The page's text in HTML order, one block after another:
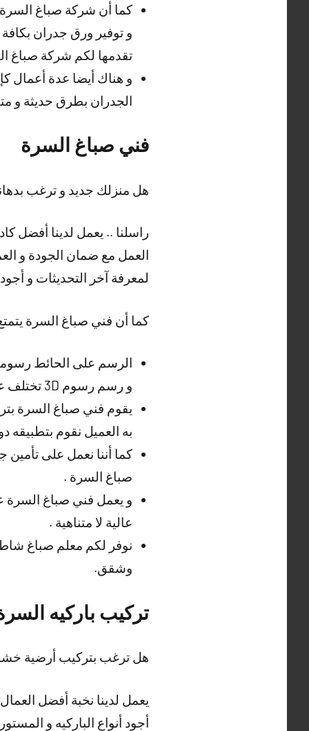
كما أن شركة صباغ السرة
و توفير ورق جدران
تقدمها لكم شركة صباغ
و هناك أيضا عدة أعمال
الجدران بطرق حديثة و
فني صباغ السرة
هل منزلك جديد و ترغب
راسلنا .. يعمل لدينا أفضل
العمل مع ضمان الجودة و
لمعرفة آخر التحديثات و
كما أن فني صباغ السرة
الرسم على الحائط
و رسم رسوم 3D تختلف عن الواقع بشيء عبر فني صباغ السرة .
يقوم فني صباغ السرة
به العميل نقوم بتطبيقه
كما أننا نعمل على تأمين
صباغ السرة .
و يعمل فني صباغ السرة
عالية لا متناهية .
نوفر لكم معلم صباغ
وشقق.
تركيب باركيه
هل ترغب بتركيب أرضية
يعمل لدينا نخبة أفضل
أجود أنواع الباركيه و